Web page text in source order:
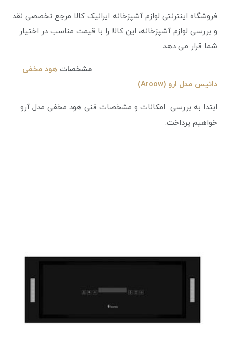
فروشگاه اینترنتی لوازم آشپزخانه ایرانیک کالا مرجع تخصصی نقد
و بررسی لوازم آشپزخانه، این کالا را با قیمت مناسب در اختیار
شما قرار می دهد.
مشخصات هود مخفی
داتیس مدل ارو (Aroow)
ابتدا به بررسی امکانات و مشخصات فنی هود مخفی مدل آرو
خواهیم پرداخت.